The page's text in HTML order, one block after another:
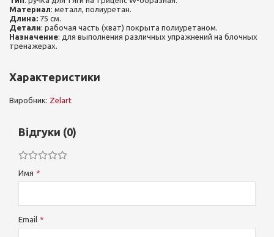
Материал: металл, полиуретан.
Длина: 75 см.
Детали: рабочая часть (хват) покрыта полиуретаном.
Назначение: для выполнения различных упражнений на блочных
тренажерах.
Характеристики
Виробник: Zelart
Відгуки (0)
Имя
Email